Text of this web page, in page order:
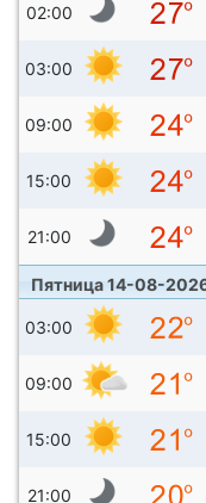
02:00
03:00
09:00
15:00
21:00
Пятница 14-08-
03:00
09:00
15:00
21:00